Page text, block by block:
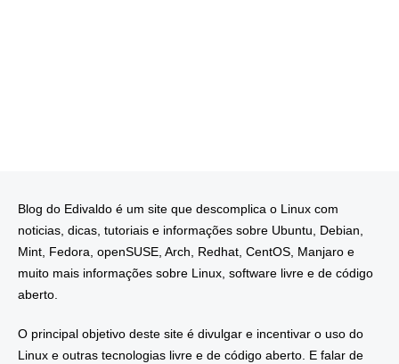
Blog do Edivaldo é um site que descomplica o Linux com
noticias, dicas, tutoriais e informações sobre Ubuntu, Debian,
Mint, Fedora, openSUSE, Arch, Redhat, CentOS, Manjaro e
muito mais informações sobre Linux, software livre e de código
aberto.
O principal objetivo deste site é divulgar e incentivar o uso do
Linux e outras tecnologias livre e de código aberto. E falar de